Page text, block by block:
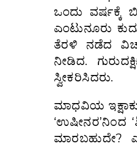
ಒಂದು ವರ್ಷಕ್ಕೆ
ಎಂಟುನೂರು
ತೆರಳಿ ನಡೆದ
ನೀಡಿದ.
ಸ್ವೀಕರಿಸಿದರು.
ಮಾಧವಿಯ
‘ಉಷೀನರ’ನಿಂದ
ಮಾರಬಹುದೇ?